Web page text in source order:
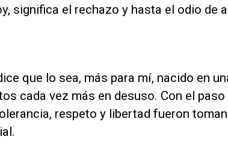
significa el rechazo y hasta el odio de
que lo sea, más para mí, nacido en
cada vez más en desuso. Con el paso
respeto y libertad fueron